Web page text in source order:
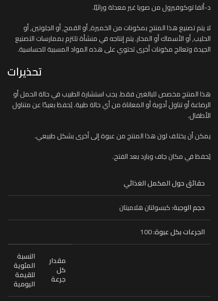
د-ألفا توكوفيرول من صويا غير معدلة وراثيًا.
لا يتم تصنيع هذا المنتج بمكونات من الخميرة, أو القمح, أو الجلوتين, أو
الحليب, أو الأسماك أو المحار. يتم إنتاجه في منشأة تلتزم بممارسات التصنيع
الجيدة وتعالج مكونات أخرى تحتوي على هذه المواد المسببة للحساسية.
تحذيرات
هذا المنتج مخصص للبالغين فقط. يجب استشارة الطبيب في حالة الحمل أو
الرضاعة أو تناول أدوية أو المعاناة من أي حالة طبية. يُحفظ بعيدًا عن متناول
الأطفال.
يمكن أن يختلف لون هذا المنتج من عبوة إلى أخرى بشكل طبيعي.
يُحفظ في مكان جاف وبارد بعد الفتح.
حقائق حول المكمل الغذائي
حجم الوجبة:كبسولتان هلاميتان
الجرعات بكل عبوة:100
مقدار
كل
جرعة
النسبة
المئوية
للقيمة
اليومية